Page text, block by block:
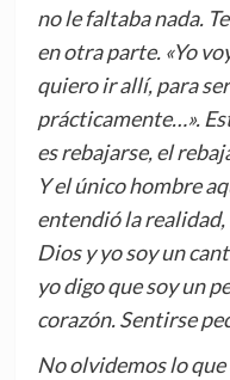
no le faltaba nada.
en otra parte. «Yo
quiero ir allí, para
prácticamente…».
es rebajarse, el
Y el único hombre
entendió la realidad,
Dios y yo soy un
yo digo que soy un
corazón. Sentirse
No olvidemos lo que